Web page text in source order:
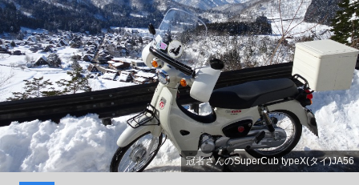
冠者さんのSuperCub typeX(タイ)JA56